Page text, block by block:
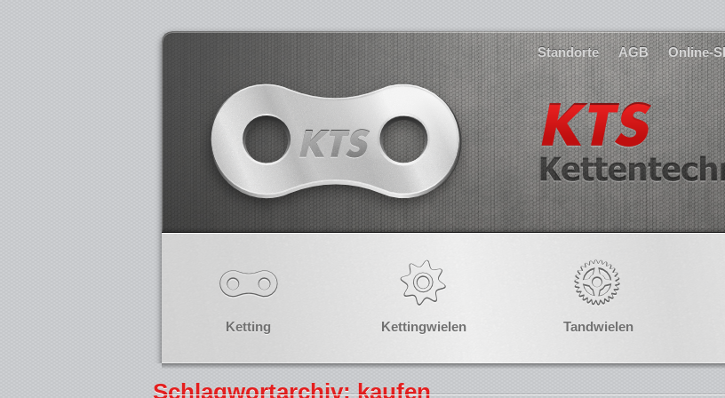
Standorte AGB Online-
Ketting Kettingwielen Tandwielen
Schlagwortarchiv: kaufen